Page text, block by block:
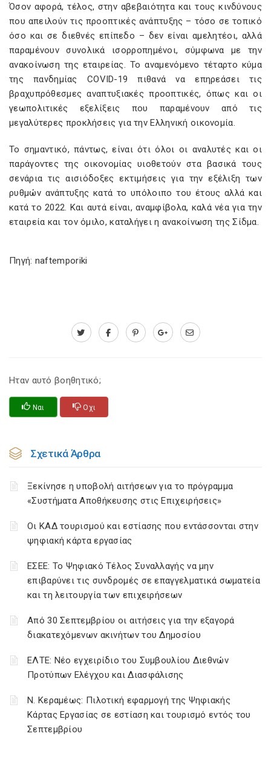
Όσον αφορά, τέλος, στην αβεβαιότητα και τους κινδύνους
που απειλούν τις προοπτικές ανάπτυξης – τόσο σε τοπικό
όσο και σε διεθνές επίπεδο – δεν είναι αμελητέοι, αλλά
παραμένουν συνολικά ισορροπημένοι, σύμφωνα με την
ανακοίνωση της εταιρείας. Το αναμενόμενο τέταρτο κύμα
της πανδημίας COVID-19 πιθανά να επηρεάσει τις
βραχυπρόθεσμες αναπτυξιακές προοπτικές, όπως και οι
γεωπολιτικές εξελίξεις που παραμένουν από τις
μεγαλύτερες προκλήσεις για την Ελληνική οικονομία.
Το σημαντικό, πάντως, είναι ότι όλοι οι αναλυτές και οι
παράγοντες της οικονομίας υιοθετούν στα βασικά τους
σενάρια τις αισιόδοξες εκτιμήσεις για την εξέλιξη των
ρυθμών ανάπτυξης κατά το υπόλοιπο του έτους αλλά και
κατά το 2022. Και αυτά είναι, αναμφίβολα, καλά νέα για την
εταιρεία και τον όμιλο, καταλήγει η ανακοίνωση της Σίδμα.
Πηγή: naftemporiki
Ηταν αυτό βοηθητικό;
Ναι Οχι
Σχετικά Άρθρα
Ξεκίνησε η υποβολή αιτήσεων για το πρόγραμμα
«Συστήματα Αποθήκευσης στις Επιχειρήσεις»
Οι ΚΑΔ τουρισμού και εστίασης που εντάσσονται στην
ψηφιακή κάρτα εργασίας
ΕΣΕΕ: Το Ψηφιακό Τέλος Συναλλαγής να μην
επιβαρύνει τις συνδρομές σε επαγγελματικά σωματεία
και τη λειτουργία των επιχειρήσεων
Από 30 Σεπτεμβρίου οι αιτήσεις για την εξαγορά
διακατεχόμενων ακινήτων του Δημοσίου
ΕΛΤΕ: Νέο εγχειρίδιο του Συμβουλίου Διεθνών
Προτύπων Ελέγχου και Διασφάλισης
Ν. Κεραμέως: Πιλοτική εφαρμογή της Ψηφιακής
Κάρτας Εργασίας σε εστίαση και τουρισμό εντός του
Σεπτεμβρίου